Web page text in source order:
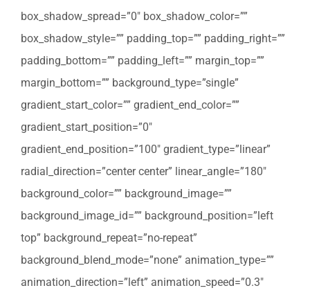
box_shadow_spread=”0″ box_shadow_color=””
box_shadow_style=”” padding_top=”” padding_right=””
padding_bottom=”” padding_left=”” margin_top=””
margin_bottom=”” background_type=”single”
gradient_start_color=”” gradient_end_color=””
gradient_start_position=”0″
gradient_end_position=”100″ gradient_type=”linear”
radial_direction=”center center” linear_angle=”180″
background_color=”” background_image=””
background_image_id=”” background_position=”left
top” background_repeat=”no-repeat”
background_blend_mode=”none” animation_type=””
animation_direction=”left” animation_speed=”0.3″